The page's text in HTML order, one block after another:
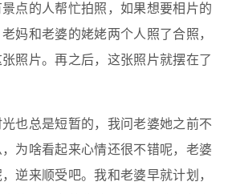
点的人帮忙拍照，如果想要相片的
妈和老婆的姥姥两个人照了合照，
照片。再之后，这张照片就摆在了
也总是短暂的，我问老婆她之前不
为啥看起来心情还很不错呢，老婆
逆来顺受吧。我和老婆早就计划，